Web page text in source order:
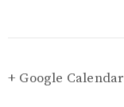
+ Google Calendar